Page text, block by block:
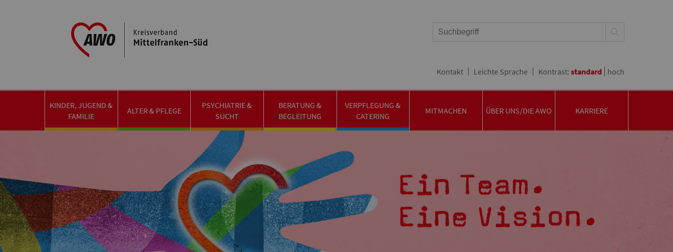
Kontakt Leichte Sprache Kontrast: standard hoch
KINDER, JUGEND &
FAMILIE
ALTER & PFLEGE
PSYCHIATRIE &
SUCHT
BERATUNG &
BEGLEITUNG
VERPFLEGUNG &
CATERING
MITMACHEN ÜBER UNS/DIE AWO KARRIERE